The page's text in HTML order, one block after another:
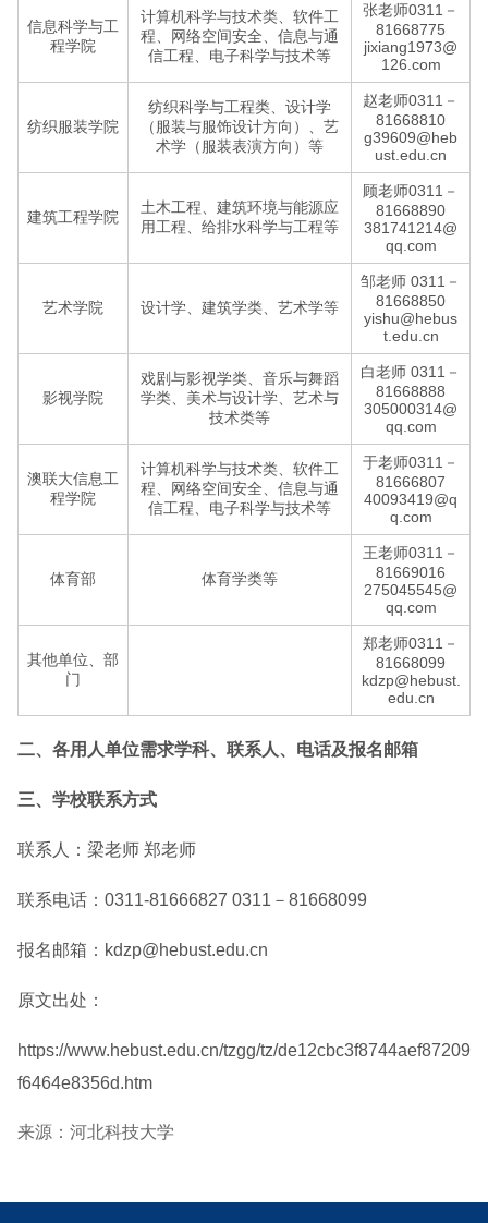
信息科学与工
程学院
计算机科学与技术类、软件工
程、网络空间安全、信息与通
信工程、电子科学与技术等
张老师0311－
81668775
jixiang1973@
126.com
纺织服装学院
纺织科学与工程类、设计学
（服装与服饰设计方向）、艺
术学（服装表演方向）等
赵老师0311－
81668810
g39609@heb
ust.edu.cn
建筑工程学院
土木工程、建筑环境与能源应
用工程、给排水科学与工程等
顾老师0311－
81668890
381741214@
qq.com
艺术学院 设计学、建筑学类、艺术学等
邹老师 0311－
81668850
yishu@hebus
t.edu.cn
影视学院
戏剧与影视学类、音乐与舞蹈
学类、美术与设计学、艺术与
技术类等
白老师 0311－
81668888
305000314@
qq.com
澳联大信息工
程学院
计算机科学与技术类、软件工
程、网络空间安全、信息与通
信工程、电子科学与技术等
于老师0311－
81666807
40093419@q
q.com
体育部 体育学类等
王老师0311－
81669016
275045545@
qq.com
其他单位、部
门
郑老师0311－
81668099
kdzp@hebust.
edu.cn
二、各用人单位需求学科、联系人、电话及报名邮箱
三、学校联系方式
联系人：梁老师 郑老师
联系电话：0311-81666827 0311－81668099
报名邮箱：kdzp@hebust.edu.cn
原文出处：
https://www.hebust.edu.cn/tzgg/tz/de12cbc3f8744aef87209
f6464e8356d.htm
来源：河北科技大学